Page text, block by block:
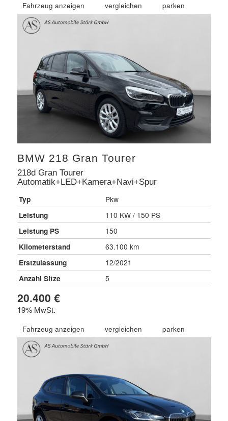
Fahrzeug anzeigen vergleichen parken
BMW 218 Gran Tourer
218d Gran Tourer
Automatik+LED+Kamera+Navi+Spur
Typ
Pkw
Leistung
110 KW / 150 PS
Leistung PS
150
Kilometerstand
63.100 km
Erstzulassung
12/2021
Anzahl Sitze
5
20.400 €
19% MwSt.
Fahrzeug anzeigen vergleichen parken